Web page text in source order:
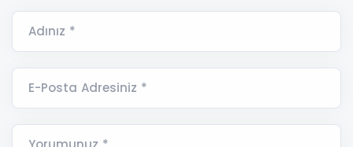
Adınız *
E-Posta Adresiniz *